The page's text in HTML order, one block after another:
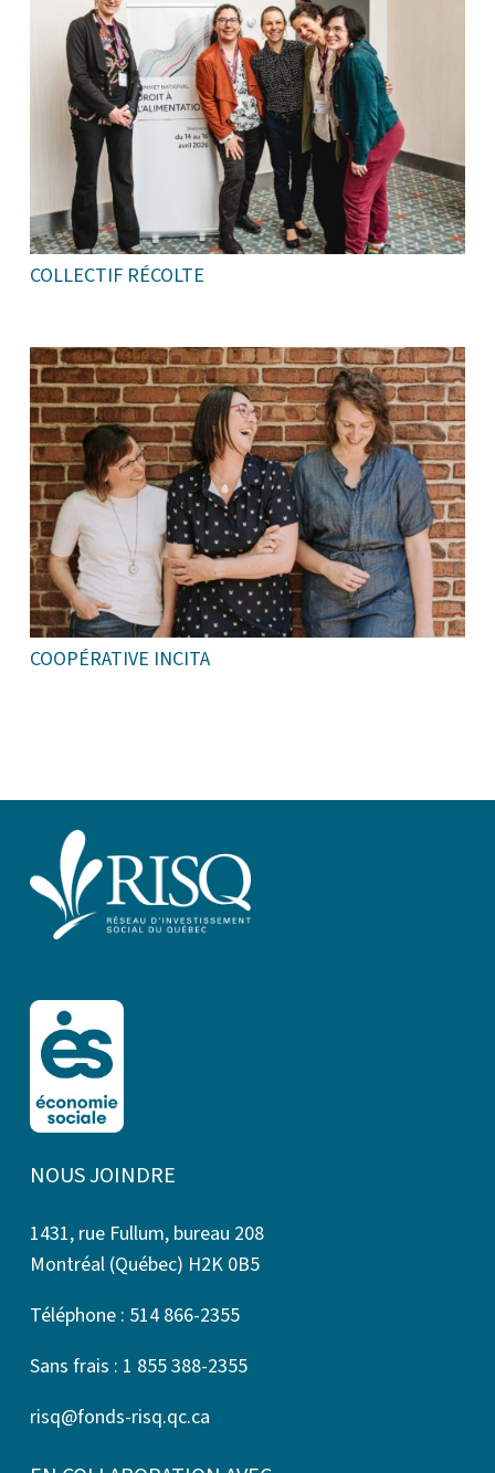
COLLECTIF RÉCOLTE
COOPÉRATIVE INCITA
NOUS JOINDRE
1431, rue Fullum, bureau 208
Montréal (Québec) H2K 0B5
Téléphone : 514 866-2355
Sans frais : 1 855 388-2355
risq@fonds-risq.qc.ca